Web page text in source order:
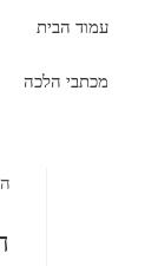
עמוד הבית
מכתבי הלכה